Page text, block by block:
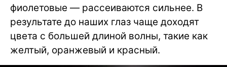
фиолетовые — рассеиваются сильнее. В
результате до наших глаз чаще доходят
цвета с большей длиной волны, такие как
желтый, оранжевый и красный.